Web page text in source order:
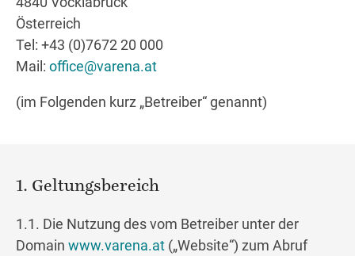
Wegbeschreibung
Österreich
Tel: +43 (0)7672 20 000
Mail: office@varena.at
(im Folgenden kurz „Betreiber“ genannt)
1. Geltungsbereich
1.1. Die Nutzung des vom Betreiber unter der
Domain www.varena.at („Website“) zum Abruf